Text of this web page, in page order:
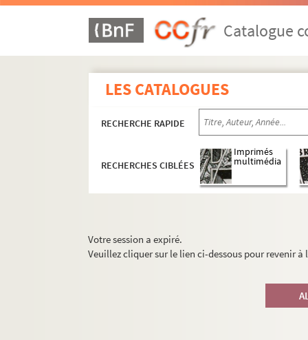
Catalogue
LES CATALOGUES
RECHERCHE RAPIDE
RECHERCHES CIBLÉES
Imprimés
multimédia
Votre session a expiré.
Veuillez cliquer sur le lien ci-dessous pour revenir